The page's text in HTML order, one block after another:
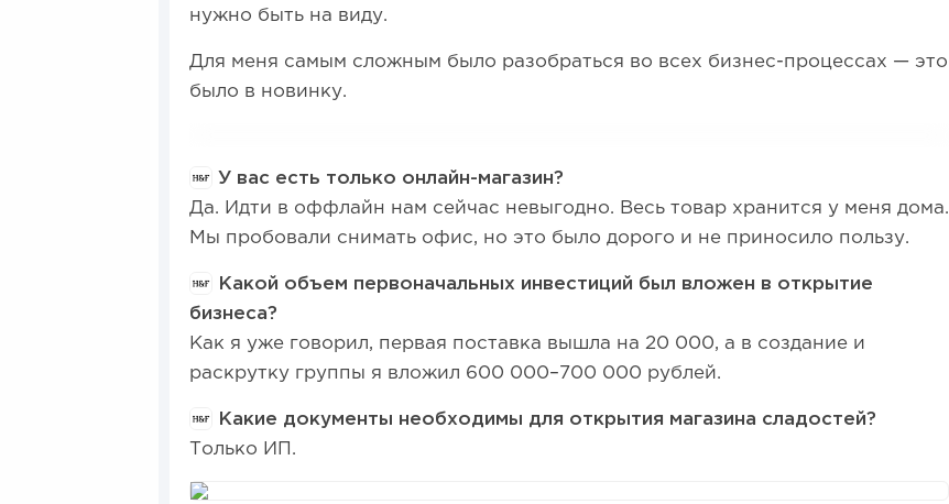
нужно быть на виду.
Для меня самым сложным было разобраться во всех бизнес-процессах — это
было в новинку.
У вас есть только онлайн-магазин?
Да. Идти в оффлайн нам сейчас невыгодно. Весь товар хранится у меня дома.
Мы пробовали снимать офис, но это было дорого и не приносило пользу.
Какой объем первоначальных инвестиций был вложен в открытие
бизнеса?
Как я уже говорил, первая поставка вышла на 20 000, а в создание и
раскрутку группы я вложил 600 000–700 000 рублей.
Какие документы необходимы для открытия магазина сладостей?
Только ИП.